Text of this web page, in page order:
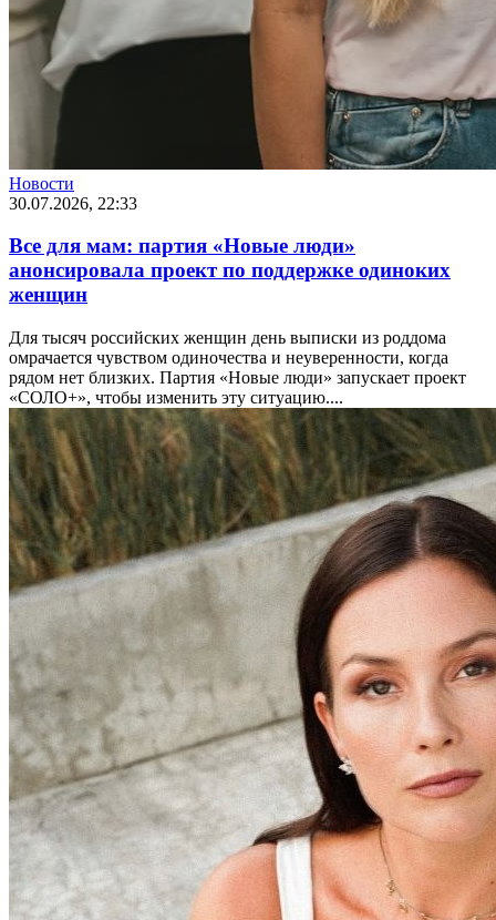
Новости
30.07.2026, 22:33
Все для мам: партия «Новые люди»
анонсировала проект по поддержке одиноких
женщин
Для тысяч российских женщин день выписки из роддома
омрачается чувством одиночества и неуверенности, когда
рядом нет близких. Партия «Новые люди» запускает проект
«СОЛО+», чтобы изменить эту ситуацию....